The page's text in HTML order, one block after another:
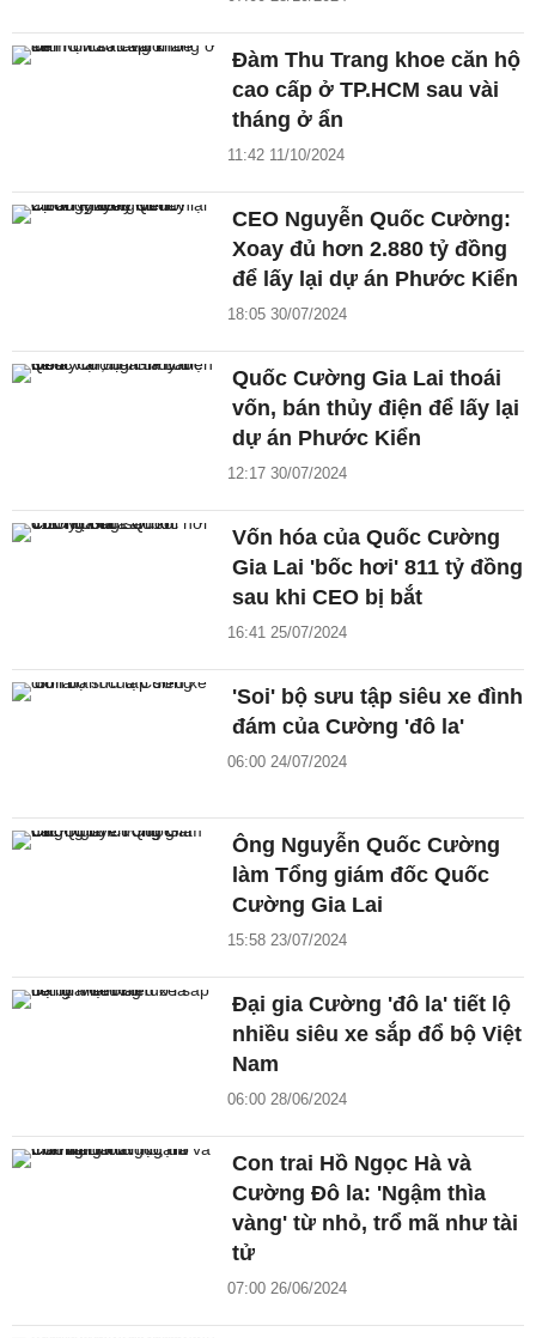
Đàm Thu Trang khoe căn hộ
cao cấp ở TP.HCM sau vài
tháng ở ẩn
11:42 11/10/2024
CEO Nguyễn Quốc Cường:
Xoay đủ hơn 2.880 tỷ đồng
để lấy lại dự án Phước Kiển
18:05 30/07/2024
Quốc Cường Gia Lai thoái
vốn, bán thủy điện để lấy lại
dự án Phước Kiển
12:17 30/07/2024
Vốn hóa của Quốc Cường
Gia Lai 'bốc hơi' 811 tỷ đồng
sau khi CEO bị bắt
16:41 25/07/2024
'Soi' bộ sưu tập siêu xe đình
đám của Cường 'đô la'
06:00 24/07/2024
Ông Nguyễn Quốc Cường
làm Tổng giám đốc Quốc
Cường Gia Lai
15:58 23/07/2024
Đại gia Cường 'đô la' tiết lộ
nhiều siêu xe sắp đổ bộ Việt
Nam
06:00 28/06/2024
Con trai Hồ Ngọc Hà và
Cường Đô la: 'Ngậm thìa
vàng' từ nhỏ, trổ mã như tài
tử
07:00 26/06/2024